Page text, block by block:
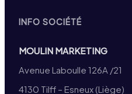
INFO SOCIÉTÉ
MOULIN MARKETING
Avenue Laboulle 126A /21
4130 Tilff – Esneux (Liège)